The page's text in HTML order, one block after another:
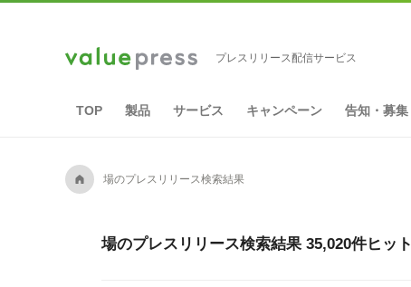
プレスリリース配信サービス
TOP 製品 サービス キャンペーン 告知・募集
A 場のプレスリリース検索結果
場のプレスリリース検索結果 35,020件ヒット